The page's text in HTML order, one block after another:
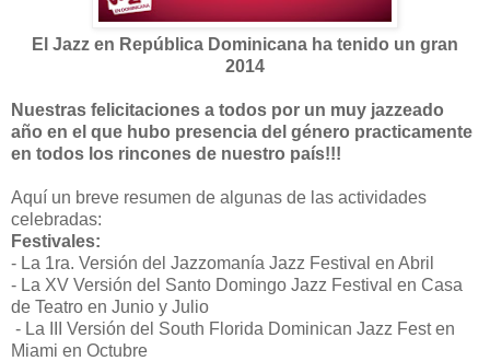
El Jazz en República Dominicana ha tenido un gran
2014
Nuestras felicitaciones a todos por un muy jazzeado
año en el que hubo presencia del género practicamente
en todos los rincones de nuestro país!!!
Aquí un breve resumen de algunas de las actividades
celebradas:
Festivales:
- La 1ra. Versión del Jazzomanía Jazz Festival en Abril
- La XV Versión del Santo Domingo Jazz Festival en Casa
de Teatro en Junio y Julio
- La III Versión del South Florida Dominican Jazz Fest en
Miami en Octubre